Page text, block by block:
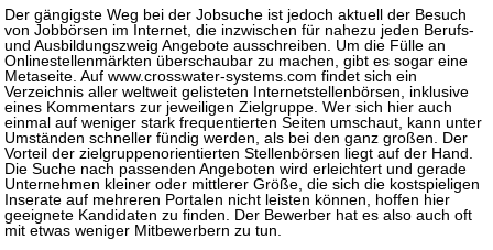
Der gängigste Weg bei der Jobsuche ist jedoch aktuell der Besuch
von Jobbörsen im Internet, die inzwischen für nahezu jeden Berufs-
und Ausbildungszweig Angebote ausschreiben. Um die Fülle an
Onlinestellenmärkten überschaubar zu machen, gibt es sogar eine
Metaseite. Auf www.crosswater-systems.com findet sich ein
Verzeichnis aller weltweit gelisteten Internetstellenbörsen, inklusive
eines Kommentars zur jeweiligen Zielgruppe. Wer sich hier auch
einmal auf weniger stark frequentierten Seiten umschaut, kann unter
Umständen schneller fündig werden, als bei den ganz großen. Der
Vorteil der zielgruppenorientierten Stellenbörsen liegt auf der Hand.
Die Suche nach passenden Angeboten wird erleichtert und gerade
Unternehmen kleiner oder mittlerer Größe, die sich die kostspieligen
Inserate auf mehreren Portalen nicht leisten können, hoffen hier
geeignete Kandidaten zu finden. Der Bewerber hat es also auch oft
mit etwas weniger Mitbewerbern zu tun.